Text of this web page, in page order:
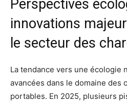
Perspectives
innovations
le secteur des
La tendance vers une écologie
avancées dans le domaine des
portables. En 2025, plusieurs